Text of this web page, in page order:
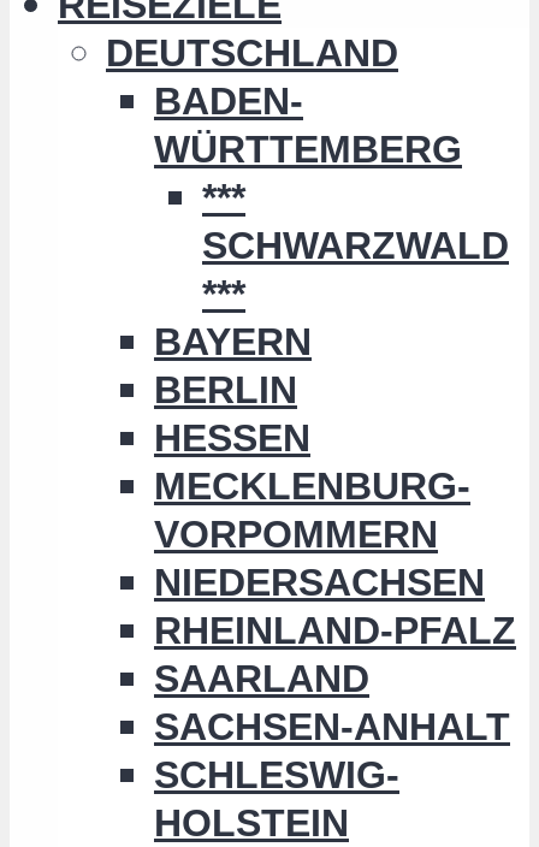
DEUTSCHLAND
BADEN-
WÜRTTEMBERG
***
SCHWARZWALD
***
BAYERN
BERLIN
HESSEN
MECKLENBURG-
VORPOMMERN
NIEDERSACHSEN
RHEINLAND-PFALZ
SAARLAND
SACHSEN-ANHALT
SCHLESWIG-
HOLSTEIN